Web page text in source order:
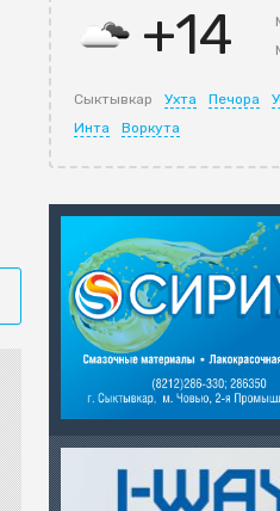
+14
Сыктывкар Ухта Печора
Инта
Воркута